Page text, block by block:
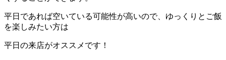
平日であれば空いている可能性が高いので、ゆっくりとご飯
を楽しみたい方は
平日の来店がオススメです！